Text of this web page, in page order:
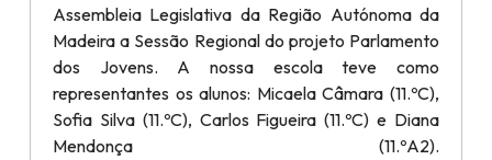
Assembleia Legislativa da Região Autónoma da
Madeira a Sessão Regional do projeto Parlamento
dos Jovens. A nossa escola teve como
representantes os alunos: Micaela Câmara (11.ºC),
Sofia Silva (11.ºC), Carlos Figueira (11.ºC) e Diana
Mendonça (11.ºA2).